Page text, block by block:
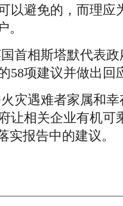
以避免的，而理应
。
首相斯塔默代表
58项建议并做出回
灾遇难者家属和
让相关企业有机可
实报告中的建议。